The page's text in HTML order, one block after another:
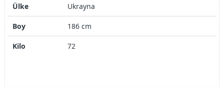
Ülke Ukrayna
Boy 186 cm
Kilo 72